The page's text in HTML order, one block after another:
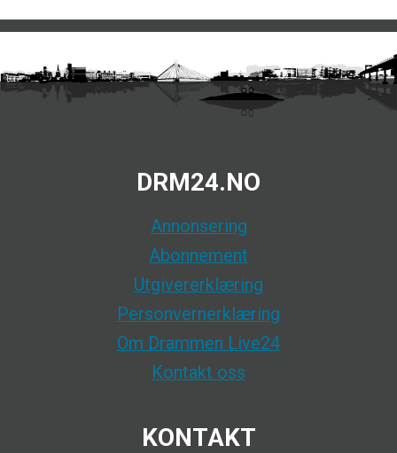
DRM24.NO
Annonsering
Abonnement
Utgivererklæring
Personvernerklæring
Om Drammen Live24
Kontakt oss
KONTAKT